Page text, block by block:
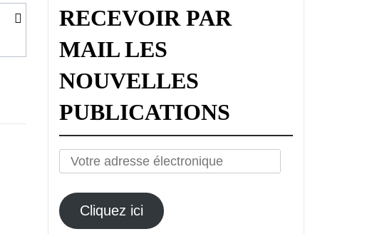
RECEVOIR PAR
MAIL LES
NOUVELLES
PUBLICATIONS
Votre
électronique
Cliquez ici